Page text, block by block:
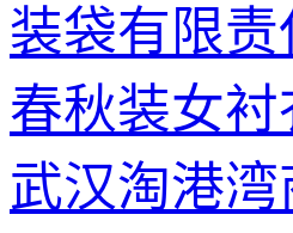
装袋有限责
春秋装女衬
武汉淘港